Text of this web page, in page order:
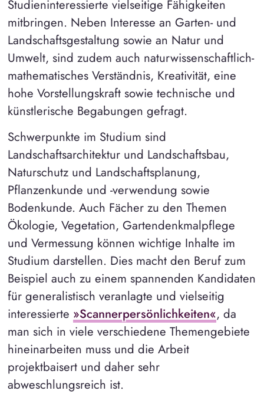
Studieninteressierte vielseitige Fähigkeiten
mitbringen. Neben Interesse an Garten- und
Landschaftsgestaltung sowie an Natur und
Umwelt, sind zudem auch naturwissenschaftlich-
mathematisches Verständnis, Kreativität, eine
hohe Vorstellungskraft sowie technische und
künstlerische Begabungen gefragt.
Schwerpunkte im Studium sind
Landschaftsarchitektur und Landschaftsbau,
Naturschutz und Landschaftsplanung,
Pflanzenkunde und -verwendung sowie
Bodenkunde. Auch Fächer zu den Themen
Ökologie, Vegetation, Gartendenkmalpflege
und Vermessung können wichtige Inhalte im
Studium darstellen. Dies macht den Beruf zum
Beispiel auch zu einem spannenden Kandidaten
für generalistisch veranlagte und vielseitig
interessierte »Scannerpersönlichkeiten«, da
man sich in viele verschiedene Themengebiete
hineinarbeiten muss und die Arbeit
projektbaisert und daher sehr
abweschlungsreich ist.